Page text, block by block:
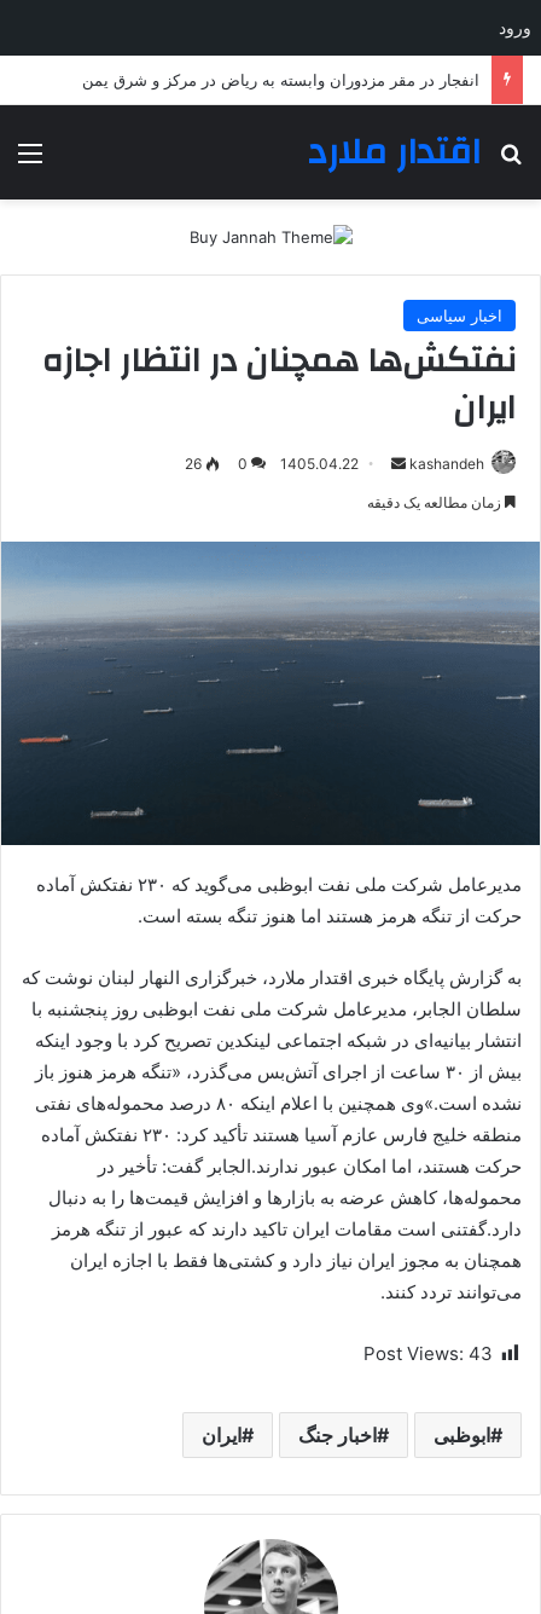
ورود
انفجار در مقر مزدوران وابسته به ریاض در مرکز و شرق یمن
اقتدار ملارد
جستجو برای
اخبار سیاسی
نفتکش‌ها همچنان در انتظار اجازه
ایران
kashandeh
ارسال1405.04.22
0
26
زمان مطالعه یک دقیقه
مدیرعامل شرکت ملی نفت ابوظبی می‌گوید که ۲۳۰ نفتکش آماده
حرکت از تنگه هرمز هستند اما هنوز تنگه بسته است.
به گزارش پایگاه خبری اقتدار ملارد، خبرگزاری النهار لبنان نوشت که
سلطان الجابر، مدیرعامل شرکت ملی نفت ابوظبی روز پنجشنبه با
انتشار بیانیه‌ای در شبکه اجتماعی لینکدین تصریح کرد با وجود اینکه
بیش از ۳۰ ساعت از اجرای آتش‌بس می‌گذرد، «تنگه هرمز هنوز باز
نشده است.»وی همچنین با اعلام اینکه ۸۰ درصد محموله‌های نفتی
منطقه خلیج فارس عازم آسیا هستند تأکید کرد: ۲۳۰ نفتکش آماده
حرکت هستند، اما امکان عبور ندارند.الجابر گفت: تأخیر در
محموله‌ها، کاهش عرضه به بازارها و افزایش قیمت‌ها را به دنبال
دارد.گفتنی است مقامات ایران تاکید دارند که عبور از تنگه هرمز
همچنان به مجوز ایران نیاز دارد و کشتی‌ها فقط با اجازه ایران
می‌توانند تردد کنند.
Post Views: 43
ابوظبی اخبار جنگ ایران